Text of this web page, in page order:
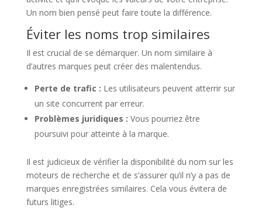
Un nom bien pensé peut faire toute la différence.
Éviter les noms trop similaires
Il est crucial de se démarquer. Un nom similaire à
d’autres marques peut créer des malentendus.
Perte de trafic : Les utilisateurs peuvent atterrir sur
un site concurrent par erreur.
Problèmes juridiques : Vous pourriez être
poursuivi pour atteinte à la marque.
Il est judicieux de vérifier la disponibilité du nom sur les
moteurs de recherche et de s’assurer qu’il n’y a pas de
marques enregistrées similaires. Cela vous évitera de
futurs litiges.